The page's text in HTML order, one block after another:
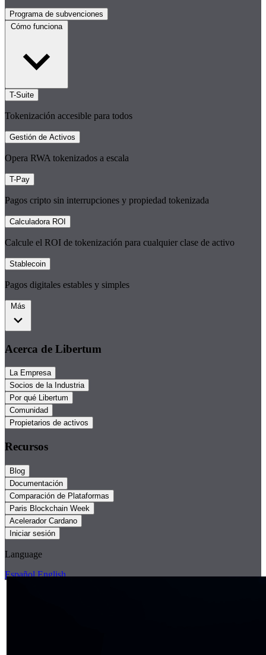
Programa de subvenciones
Cómo funciona
T-Suite
Tokenización accesible para todos
Gestión de Activos
Opera RWA tokenizados a escala
T-Pay
Pagos cripto sin interrupciones y propiedad tokenizada
Calculadora ROI
Calcule el ROI de tokenización para cualquier clase de activo
Stablecoin
Pagos digitales estables y simples
Más
Acerca de Libertum
La Empresa
Socios de la Industria
Por qué Libertum
Comunidad
Propietarios de activos
Recursos
Blog
Documentación
Comparación de Plataformas
Paris Blockchain Week
Acelerador Cardano
Iniciar sesión
Language
Español English